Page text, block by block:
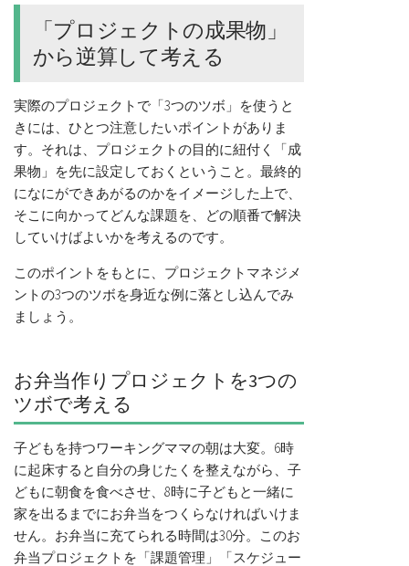
「プロジェクトの成果物」
から逆算して考える
実際のプロジェクトで「3つのツボ」を使うと
きには、ひとつ注意したいポイントがありま
す。それは、プロジェクトの目的に紐付く「成
果物」を先に設定しておくということ。最終的
になにができあがるのかをイメージした上で、
そこに向かってどんな課題を、どの順番で解決
していけばよいかを考えるのです。
このポイントをもとに、プロジェクトマネジメ
ントの3つのツボを身近な例に落とし込んでみ
ましょう。
お弁当作りプロジェクトを3つの
ツボで考える
子どもを持つワーキングママの朝は大変。6時
に起床すると自分の身じたくを整えながら、子
どもに朝食を食べさせ、8時に子どもと一緒に
家を出るまでにお弁当をつくらなければいけま
せん。お弁当に充てられる時間は30分。このお
弁当プロジェクトを「課題管理」「スケジュー